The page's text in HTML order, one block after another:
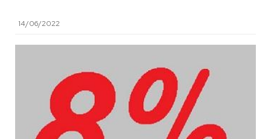
14/06/2022